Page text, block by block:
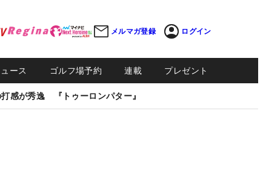
メルマガ登録 ログイン
ース ゴルフ場予約 連載 プレゼント
感が秀逸 『トゥーロンパター』